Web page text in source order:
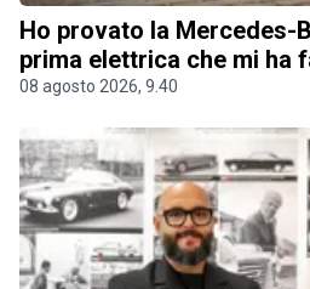
Ho provato la Mercedes-
prima elettrica che mi ha
08 agosto 2026, 9.40